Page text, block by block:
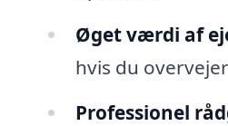
Øget værdi af
hvis du
Professionel